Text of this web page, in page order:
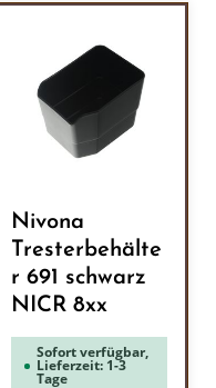
Nivona
Tresterbehälte
r 691 schwarz
NICR 8xx
Sofort verfügbar,
Lieferzeit: 1-3
Tage